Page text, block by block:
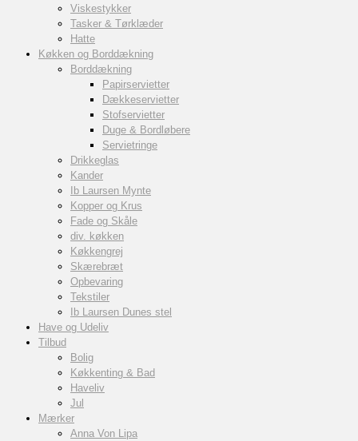
Viskestykker
Tasker & Tørklæder
Hatte
Køkken og Borddækning
Borddækning
Papirservietter
Dækkeservietter
Stofservietter
Duge & Bordløbere
Servietringe
Drikkeglas
Kander
Ib Laursen Mynte
Kopper og Krus
Fade og Skåle
div. køkken
Køkkengrej
Skærebræt
Opbevaring
Tekstiler
Ib Laursen Dunes stel
Have og Udeliv
Tilbud
Bolig
Køkkenting & Bad
Haveliv
Jul
Mærker
Anna Von Lipa